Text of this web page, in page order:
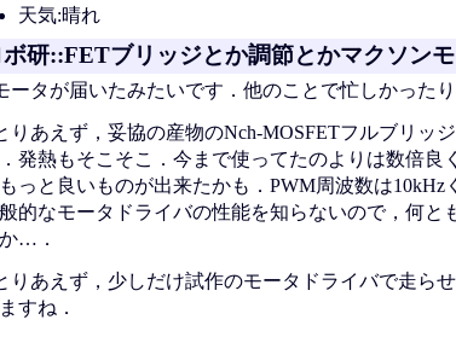
天気:晴れ
ボ研::FETブリッジとか調節とかマクソン
ータが届いたみたいです．他のことで忙しかった
りあえず，妥協の産物のNch-MOSFETフルブリッ
発熱もそこそこ．今まで使ってたのよりは数倍
っと良いものが出来たかも．PWM周波数は
的なモータドライバの性能を知らないので，何と
…．
りあえず，少しだけ試作のモータドライバで走ら
すね．